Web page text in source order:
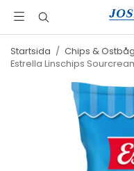
Startsida / Chips &
Estrella Linschips